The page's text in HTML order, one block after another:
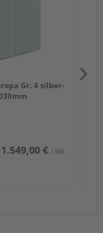
Gr. 4 silber-
1.549,00 € / Stk.